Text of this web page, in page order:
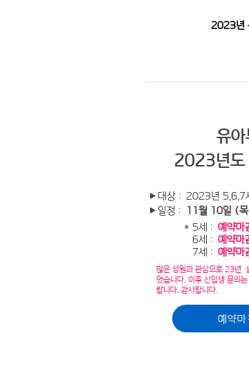
2023년
유아
2023년도
▶대상 : 2023년 5,6,7
▶일정 : 11월 10일 (
* 5세 : 예약마
6세 : 예약마
7세 : 예약마
많은 성원과 관심으로 23년
었습니다. 이후 신입생 문의
랍니다. 감사합니다.
예약마